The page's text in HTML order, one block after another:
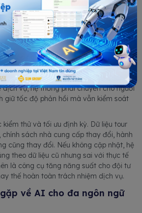
cơ chế kiểm duyệt, chuyển tiếp và phê
duyệt rõ ràng.
rõ các ngưỡng chuyển tiếp. Ví dụ, AI có
và soạn nháp câu trả lời, nhưng khi
xác nhận tour riêng, hoàn tiền, đổi
vụ, hệ thống phải chuyển cho người
giữ tốc độ phản hồi mà vẫn kiểm soát
thử và tối ưu định kỳ. Dữ liệu tour
sách nhà cung cấp thay đổi, hành
cũng thay đổi. Nếu không cập nhật, hệ
theo dữ liệu cũ nhưng sai với thực tế
là công cụ tăng năng suất cho đội tư
thế hoàn toàn trách nhiệm dịch vụ.
về AI cho đa ngôn ngữ